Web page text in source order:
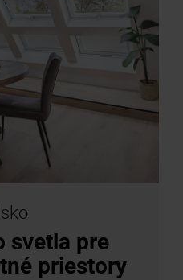
svetla pre
priestory